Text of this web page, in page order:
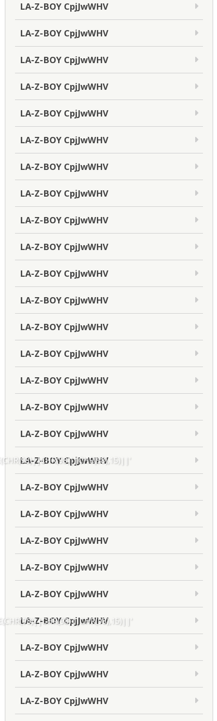
LA-Z-BOY CpjJwWHV
LA-Z-BOY CpjJwWHV
LA-Z-BOY CpjJwWHV
LA-Z-BOY CpjJwWHV
LA-Z-BOY CpjJwWHV
LA-Z-BOY CpjJwWHV
LA-Z-BOY CpjJwWHV
LA-Z-BOY CpjJwWHV
LA-Z-BOY CpjJwWHV
LA-Z-BOY CpjJwWHV
LA-Z-BOY CpjJwWHV
LA-Z-BOY CpjJwWHV
LA-Z-BOY CpjJwWHV
LA-Z-BOY CpjJwWHV
LA-Z-BOY CpjJwWHV
LA-Z-BOY CpjJwWHV
LA-Z-BOY CpjJwWHV
LA-Z-BOY CpjJwWHV
LA-Z-BOY CpjJwWHV
LA-Z-BOY CpjJwWHV
LA-Z-BOY CpjJwWHV
LA-Z-BOY CpjJwWHV
LA-Z-BOY CpjJwWHV
LA-Z-BOY CpjJwWHV
LA-Z-BOY CpjJwWHV
LA-Z-BOY CpjJwWHV
LA-Z-BOY CpjJwWHV